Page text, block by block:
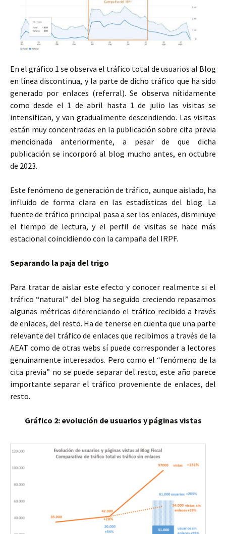
En el gráfico 1 se observa el tráfico total de usuarios al Blog
en línea discontinua, y la parte de dicho tráfico que ha sido
generado por enlaces (referral). Se observa nítidamente
como desde el 1 de abril hasta 1 de julio las visitas se
intensifican, y van gradualmente descendiendo. Las visitas
están muy concentradas en la publicación sobre cita previa
mencionada anteriormente, a pesar de que dicha
publicación se incorporó al blog mucho antes, en octubre
de 2023.
Este fenómeno de generación de tráfico, aunque aislado, ha
influido de forma clara en las estadísticas del blog. La
fuente de tráfico principal pasa a ser los enlaces, disminuye
el tiempo de lectura, y el perfil de visitas se hace más
estacional coincidiendo con la campaña del IRPF.
Separando la paja del trigo
Para tratar de aislar este efecto y conocer realmente si el
tráfico “natural” del blog ha seguido creciendo repasamos
algunas métricas diferenciando el tráfico recibido a través
de enlaces, del resto. Ha de tenerse en cuenta que una parte
relevante del tráfico de enlaces que recibimos a través de la
AEAT como de otras webs sí puede corresponder a lectores
genuinamente interesados. Pero como el “fenómeno de la
cita previa” no se puede separar del resto, este año parece
importante separar el tráfico proveniente de enlaces, del
resto.
Gráfico 2: evolución de usuarios y páginas vistas